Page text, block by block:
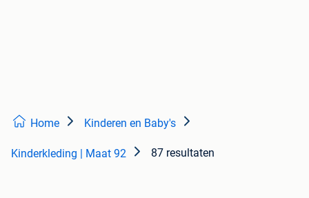
Home Kinderen en Baby's
Kinderkleding | Maat 92 87 resultaten